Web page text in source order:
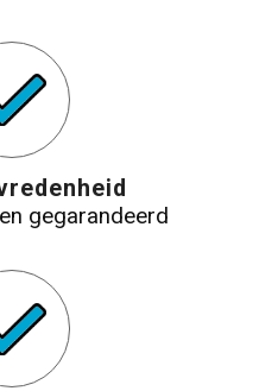
gegarandeerd